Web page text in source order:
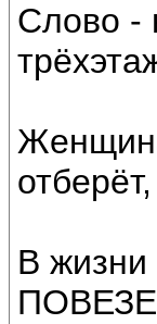
Слово -
В жизни